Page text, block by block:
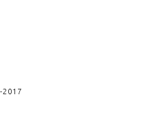
-2017